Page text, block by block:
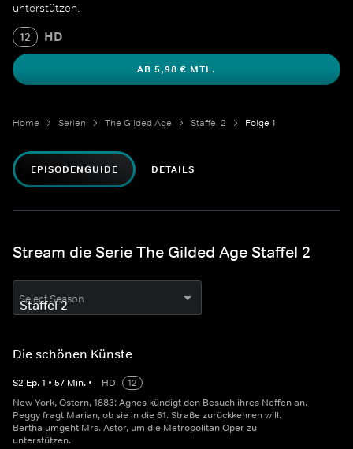
unterstützen.
12 HD
AB 5,98 € MTL.
Home Serien The Gilded Age Staffel 2 Folge 1
EPISODENGUIDE DETAILS
Stream die Serie The Gilded Age Staffel 2
Select Season
Die schönen Künste
S2 Ep.1 • 57 Min. • HD
12
New York, Ostern, 1883: Agnes kündigt den Besuch ihres Neffen an.
Peggy fragt Marian, ob sie in die 61. Straße zurückkehren will.
Bertha umgeht Mrs. Astor, um die Metropolitan Oper zu
unterstützen.